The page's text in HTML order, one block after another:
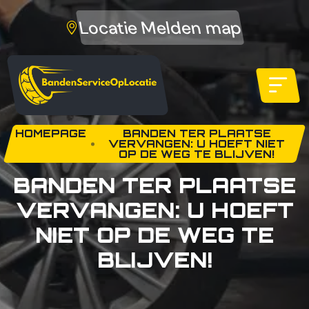
Locatie Melden map
HOMEPAGE BANDEN TER PLAATSE
VERVANGEN: U HOEFT NIET
OP DE WEG TE BLIJVEN!
BANDEN TER PLAATSE
VERVANGEN: U HOEFT
NIET OP DE WEG TE
BLIJVEN!